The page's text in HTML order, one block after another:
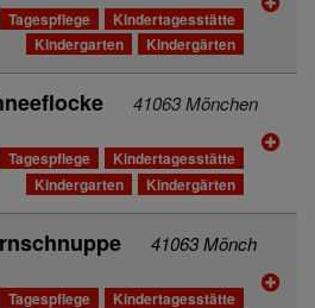
Tagespflege
Kindertagesstätte
Kindergarten
Kindergärten
41063 Mönchen
Tagespflege
Kindertagesstätte
Kindergarten
Kindergärten
41063 Mönch
Tagespflege
Kindertagesstätte